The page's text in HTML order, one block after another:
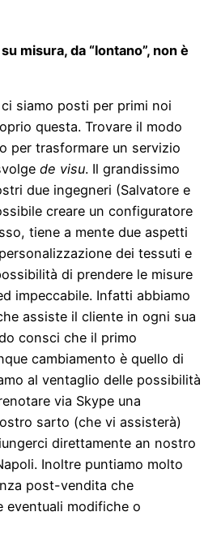
misura, da “lontano”, non è
siamo posti per primi noi
questa. Trovare il modo
per trasformare un servizio
de visu. Il grandissimo
due ingegneri (Salvatore e
creare un configuratore
tiene a mente due aspetti
dei tessuti e
di prendere le misure
impeccabile. Infatti abbiamo
assiste il cliente in ogni sua
consci che il primo
cambiamento è quello di
al ventaglio delle possibilità
via Skype una
sarto (che vi assisterà)
direttamente an nostro
Inoltre puntiamo molto
post-vendita che
eventuali modifiche o